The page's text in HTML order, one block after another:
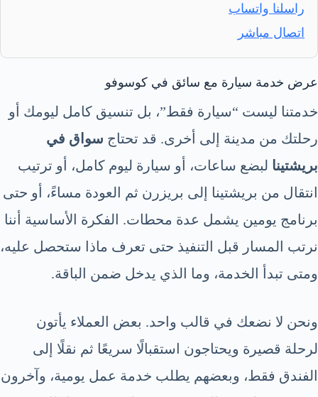
راسلنا واتساب
اتصال مباشر
عرض خدمة سيارة مع سائق في كوسوفو
خدمتنا ليست “سيارة فقط”، بل تنسيق كامل ليومك أو
رحلتك من مدينة إلى أخرى. قد تحتاج سواق في
بريشتينا لبضع ساعات، أو سيارة ليوم كامل، أو ترتيب
انتقال من بريشتينا إلى بريزرن ثم العودة مساءً، أو حتى
برنامج يومين يشمل عدة محطات. الفكرة الأساسية أننا
نرتب المسار قبل التنفيذ حتى تعرف ماذا ستحصل عليه،
ومتى تبدأ الخدمة، وما الذي يدخل ضمن الباقة.
ونحن لا نضعك في قالب واحد. بعض العملاء يأتون
لرحلة قصيرة ويحتاجون استقبالًا سريعًا ثم نقلًا إلى
الفندق فقط، وبعضهم يطلب خدمة عمل يومية، وآخرون